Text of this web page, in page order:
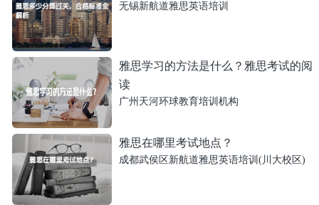
无锡新航道雅思英语培训
雅思学习的方法是什么？雅思考试的阅
读
广州天河环球教育培训机构
雅思在哪里考试地点？
成都武侯区新航道雅思英语培训(川大校区)